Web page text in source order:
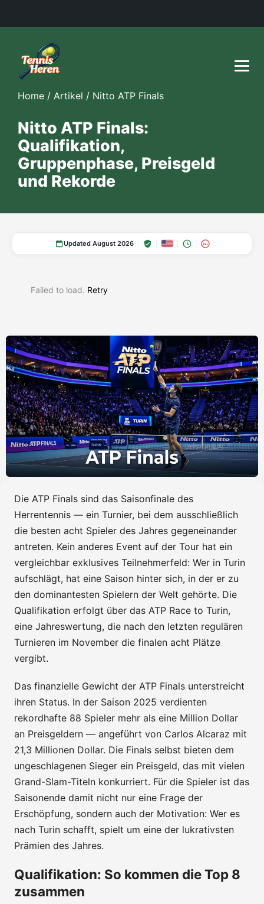
Home / Artikel / Nitto ATP Finals
Nitto ATP Finals:
Qualifikation,
Gruppenphase, Preisgeld
und Rekorde
Updated August 2026 18+
Failed to load. Retry
Die ATP Finals sind das Saisonfinale des
Herrentennis — ein Turnier, bei dem ausschließlich
die besten acht Spieler des Jahres gegeneinander
antreten. Kein anderes Event auf der Tour hat ein
vergleichbar exklusives Teilnehmerfeld: Wer in Turin
aufschlägt, hat eine Saison hinter sich, in der er zu
den dominantesten Spielern der Welt gehörte. Die
Qualifikation erfolgt über das ATP Race to Turin,
eine Jahreswertung, die nach den letzten regulären
Turnieren im November die finalen acht Plätze
vergibt.
Das finanzielle Gewicht der ATP Finals unterstreicht
ihren Status. In der Saison 2025 verdienten
rekordhafte 88 Spieler mehr als eine Million Dollar
an Preisgeldern — angeführt von Carlos Alcaraz mit
21,3 Millionen Dollar. Die Finals selbst bieten dem
ungeschlagenen Sieger ein Preisgeld, das mit vielen
Grand-Slam-Titeln konkurriert. Für die Spieler ist das
Saisonende damit nicht nur eine Frage der
Erschöpfung, sondern auch der Motivation: Wer es
nach Turin schafft, spielt um eine der lukrativsten
Prämien des Jahres.
Qualifikation: So kommen die Top 8
zusammen